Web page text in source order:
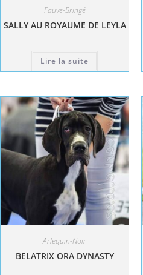
Fauve-Bringé
SALLY AU ROYAUME DE LEYLA
Lire la suite
Arlequin-Noir
BELATRIX ORA DYNASTY